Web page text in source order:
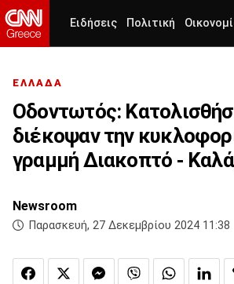
Ειδήσεις Πολιτική
ΕΛΛΑΔΑ
Οδοντωτός:
διέκοψαν την
γραμμή Διακοπτό -
Newsroom
Παρασκευή, 27 Δεκεμβρίου 2024 11:38